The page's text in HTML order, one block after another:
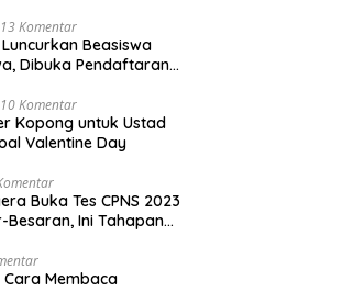
13 Komentar
Beasiswa
Dibuka Pendaftaran
10 Komentar
Kopong untuk Ustad
Valentine Day
Buka Tes CPNS 2023
Besaran, Ini Tahapan
Cara Membaca